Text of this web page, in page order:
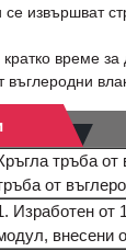
извършват
време за
въглеродни
тръба от
от
Изработен от
внесени